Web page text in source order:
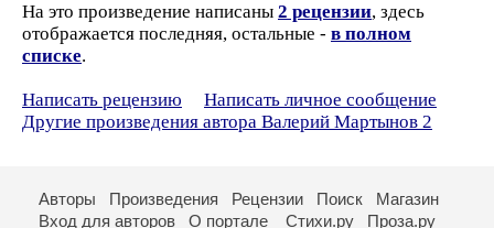
На это произведение написаны 2 рецензии, здесь
отображается последняя, остальные - в полном
списке.
Написать рецензию
Написать личное сообщение
Другие произведения автора Валерий Мартынов 2
Авторы Произведения Рецензии Поиск
Магазин
Вход для авторов
О портале Стихи.ру Проза.ру